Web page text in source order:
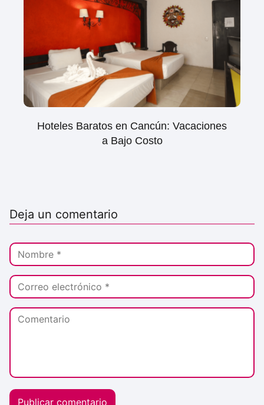
Hoteles Baratos en Cancún: Vacaciones
a Bajo Costo
Deja un comentario